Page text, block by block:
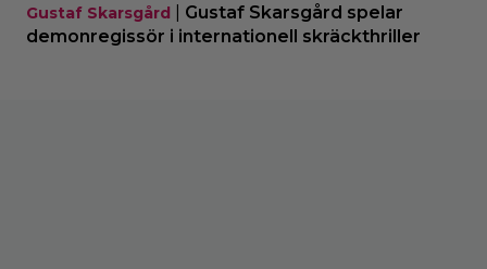
Gustaf Skarsgård
Gustaf Skarsgård spelar
demonregissör i internationell skräckthriller